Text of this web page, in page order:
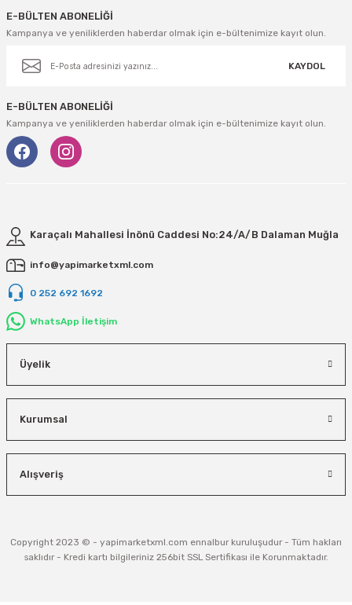
E-BÜLTEN ABONELİĞİ
Kampanya ve yeniliklerden haberdar olmak için e-bültenimize kayıt olun.
KAYDOL
E-BÜLTEN ABONELİĞİ
Kampanya ve yeniliklerden haberdar olmak için e-bültenimize kayıt olun.
Karaçalı Mahallesi İnönü Caddesi No:24/A/B Dalaman Muğla
info@yapimarketxml.com
0 252 692 1692
WhatsApp İletişim
Üyelik
Kurumsal
Alışveriş
Copyright 2023 © - yapimarketxml.com ennalbur kuruluşudur - Tüm hakları
saklıdır - Kredi kartı bilgileriniz 256bit SSL Sertifikası ile Korunmaktadır.